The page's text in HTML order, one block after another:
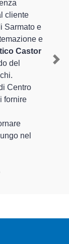
cliente
Sarmato e
e
Castor
del
Centro
fornire
nel